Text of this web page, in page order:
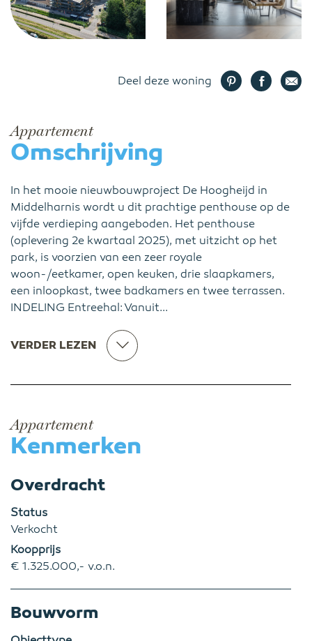
Deel deze woning
Appartement
Omschrijving
In het mooie nieuwbouwproject De Hoogheijd in
Middelharnis wordt u dit prachtige penthouse op de
vijfde verdieping aangeboden. Het penthouse
(oplevering 2e kwartaal 2025), met uitzicht op het
park, is voorzien van een zeer royale
woon-/eetkamer, open keuken, drie slaapkamers,
een inloopkast, twee badkamers en twee terrassen.
INDELING Entreehal: Vanuit...
VERDER LEZEN
Appartement
Kenmerken
Overdracht
Status
Verkocht
Koopprijs
€ 1.325.000,- v.o.n.
Bouwvorm